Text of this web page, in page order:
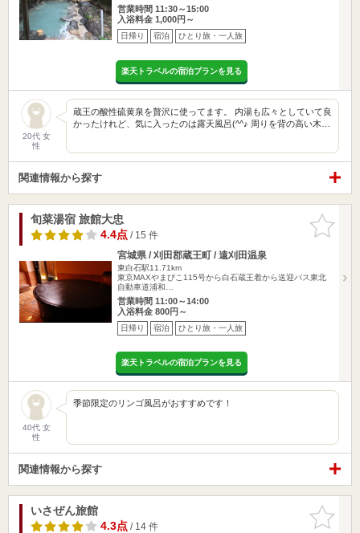
営業時間 11:30～15:00
入浴料金 1,000円～
日帰り 宿泊 ひとり旅・一人旅
楽天トラベルの宿泊プランを見る
20代 女
性
蔵王の酸性硫黄泉を贅沢に使ってます。 内湯も広々としていて良
かったけれど、気に入ったのは露天風呂(^^♪ 周りを背の高い木…
関連情報から探す
お気に入
りに追加
旬菜湯宿 旅館大忠
4.4点/ 15 件
宮城県 / 刈田郡蔵王町 / 遠刈田温泉
東白石駅11.71km
東京MAXやまびこ115号から白石蔵王着から送迎バス東北
自動車道浦和…
営業時間 11:00～14:00
入浴料金 800円～
日帰り 宿泊 ひとり旅・一人旅
楽天トラベルの宿泊プランを見る
40代 女
性
季節限定のリンゴ風呂がおすすめです！
関連情報から探す
お気に入
りに追加
いさぜん旅館
4.3点/ 14 件